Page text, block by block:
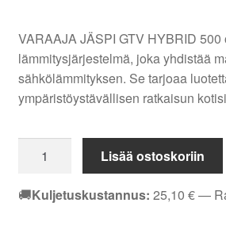
VARAAJA JÄSPI GTV HYBRID
lämmitysjärjestelmä, joka yhdistää
sähkölämmityksen. Se tarjoaa
ympäristöystävällisen ratkaisun
Hybrid
Lisää ostoskoriin
🚚Kuljetuskustannus: 25,10 €—